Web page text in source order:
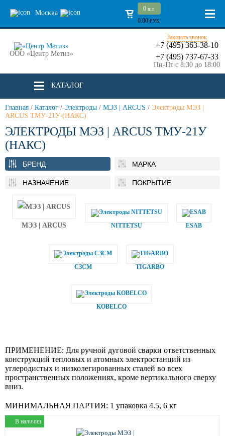
Москва
0 шт.
0.00 РУБ.
ООО «Центр Метиз»
Заказать звонок
+7 (495) 363-38-10
+7 (495) 737-67-33
Пн-Пт с 8:30 до 18:00
КАТАЛОГ
Главная / Каталог / Электроды / МЭЗ | ARCUS / Электроды МЭЗ |
ARCUS ТМУ-21У (НАКС)
ЭЛЕКТРОДЫ МЭЗ | ARCUS ТМУ-21У
(НАКС)
БРЕНД МАРКА
НАЗНАЧЕНИЕ ПОКРЫТИЕ
МЭЗ | ARCUS NITTETSU ESAB
СЗСМ TIGARBO
KOBELCO
ПРИМЕНЕНИЕ: Для ручной дуговой сварки ответственных
конструкций тепловых и атомных электростанций из
углеродистых и низколегированных сталей во всех
пространственных положениях, кроме вертикального сверху
вниз.
МИНИМАЛЬНАЯ ПАРТИЯ: 1 упаковка 4.5, 6 кг
В наличии